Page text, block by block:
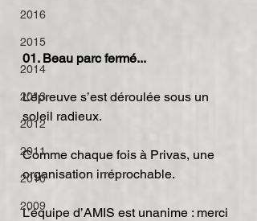
2016
2015
2014
2013
2012
2011
2010
2009
01. Beau parc fermé...
L’épreuve s’est déroulée sous un
soleil radieux.
Comme chaque fois à Privas, une
organisation irréprochable.
L’équipe d’AMIS est unanime : merci